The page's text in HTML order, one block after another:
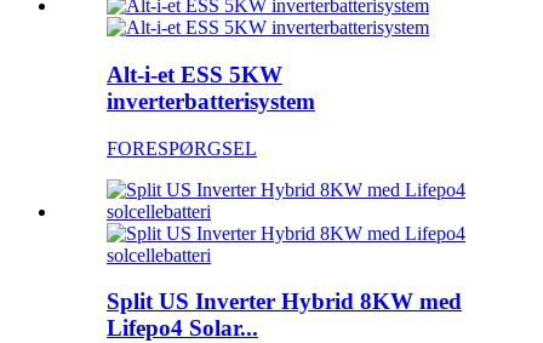
Alt-i-et ESS 5KW
inverterbatterisystem
FORESPØRGSEL
Split US Inverter Hybrid 8KW med
Lifepo4 Solar...